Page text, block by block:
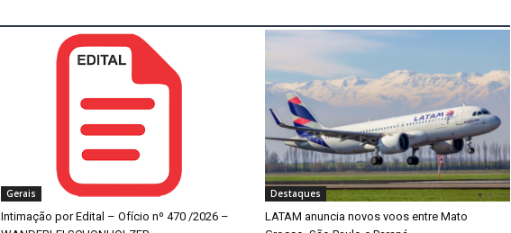
Gerais
Intimação por Edital – Ofício nº 470 /2026 –
Destaques
LATAM anuncia novos voos entre Mato